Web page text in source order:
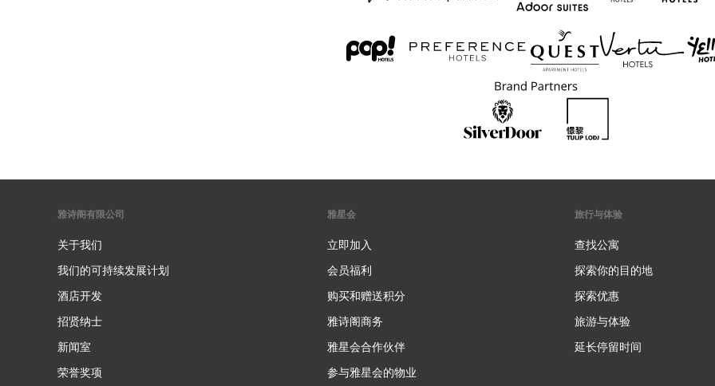
雅诗阁有限公司
关于我们
我们的可持续发展计划
酒店开发
招贤纳士
新闻室
荣誉奖项
雅星会
立即加入
会员福利
购买和赠送积分
雅诗阁商务
雅星会合作伙伴
参与雅星会的物业
旅行与体验
查找公寓
探索你的目的地
探索优惠
旅游与体验
延长停留时间